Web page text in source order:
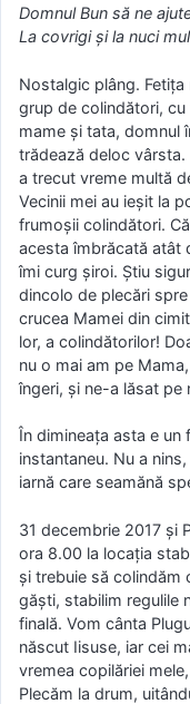
Domnul Bun să ne
La covrigi și la nuci
Nostalgic plâng.
grup de colindători,
mame și tata, domnul
trădează deloc
a trecut vreme multă
Vecinii mei au ieșit la
frumoșii colindători.
acesta îmbrăcată atât
îmi curg șiroi. Știu
dincolo de plecări
crucea Mamei din
lor, a colindătorilor!
nu o mai am pe
îngeri, și ne-a lăsat pe
În dimineața asta e un
instantaneu. Nu a
iarnă care seamănă
31 decembrie 2017 și
ora 8.00 la locația
și trebuie să colindăm
găști, stabilim regulile
finală. Vom cânta
născut Iisuse, iar cei
vremea copilăriei
Plecăm la drum,